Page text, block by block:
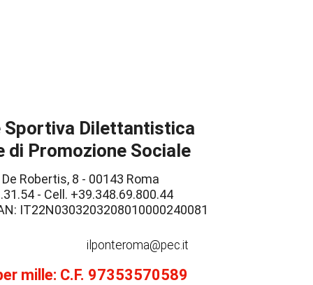
Sportiva Dilettantistica
di Promozione Sociale
Robertis, 8 - 00143 Roma
- Cell. +39.348.69.800.44
IT22N0303203208010000240081
ilponteroma@pec.it
mille: C.F. 97353570589